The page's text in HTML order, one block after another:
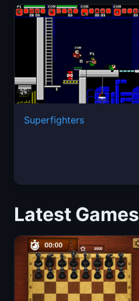
Superfighters
Latest Games